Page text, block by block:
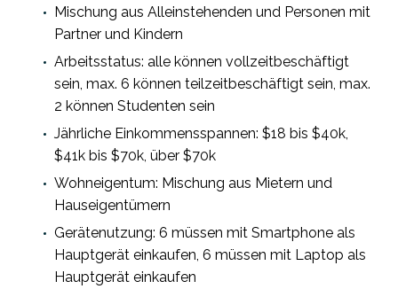
Mischung aus Alleinstehenden und Personen mit
Partner und Kindern
Arbeitsstatus: alle können vollzeitbeschäftigt
sein, max. 6 können teilzeitbeschäftigt sein, max.
2 können Studenten sein
Jährliche Einkommensspannen: $18 bis $40k,
$41k bis $70k, über $70k
Wohneigentum: Mischung aus Mietern und
Hauseigentümern
Gerätenutzung: 6 müssen mit Smartphone als
Hauptgerät einkaufen, 6 müssen mit Laptop als
Hauptgerät einkaufen